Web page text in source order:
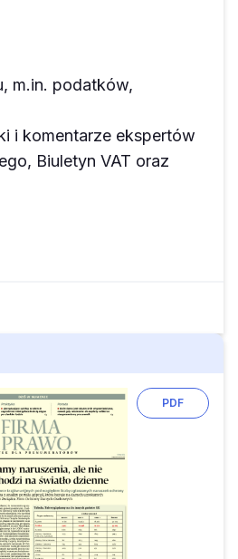
m.in. podatków,
i komentarze ekspertów
Biuletyn VAT oraz
PDF